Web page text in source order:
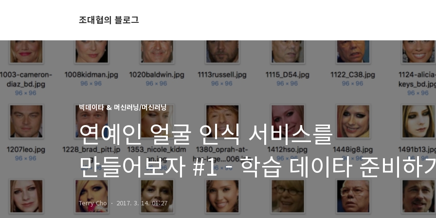
조대협의 블로그
빅데이타 & 머신러닝/머신러닝
연예인 얼굴 인식 서비스를
만들어보자 #1 - 학습 데이타 준비하
Terry Cho 2017. 3. 14. 01:27